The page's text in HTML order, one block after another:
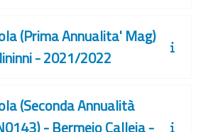
(Prima Annualita' Mag)
- 2021/2022
(Seconda Annualità
- Bermejo Calleja -